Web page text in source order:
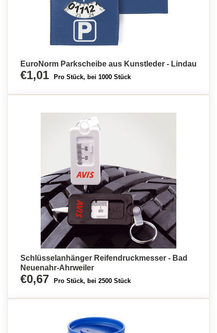
EuroNorm Parkscheibe aus Kunstleder - Lindau
€1,01 Pro Stück, bei 1000 Stück
Schlüsselanhänger Reifendruckmesser - Bad
Neuenahr-Ahrweiler
€0,67 Pro Stück, bei 2500 Stück